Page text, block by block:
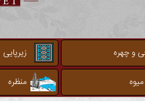
و چهره زیرپایی
منظره